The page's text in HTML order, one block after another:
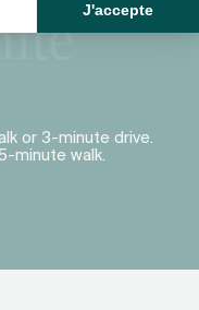
or 3-minute drive.
minute walk.